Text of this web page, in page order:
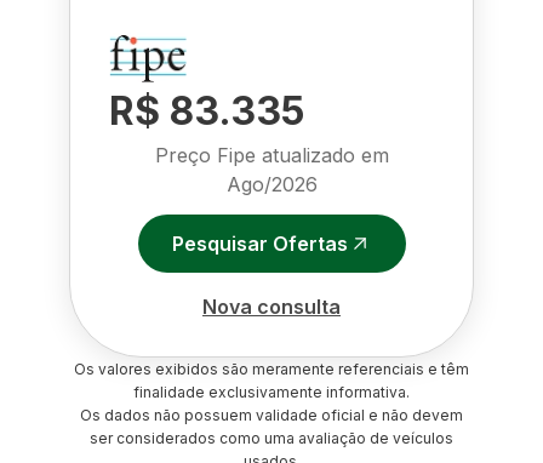
R$ 83.335
Preço Fipe atualizado em
Ago/2026
Pesquisar Ofertas
Nova consulta
Os valores exibidos são meramente referenciais e têm
finalidade exclusivamente informativa.
Os dados não possuem validade oficial e não devem
ser considerados como uma avaliação de veículos